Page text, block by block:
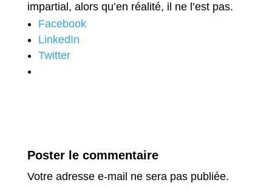
impartial, alors qu’en réalité, il ne l’est pas.
Facebook
LinkedIn
Twitter
Poster le commentaire
Votre adresse e-mail ne sera pas publiée.